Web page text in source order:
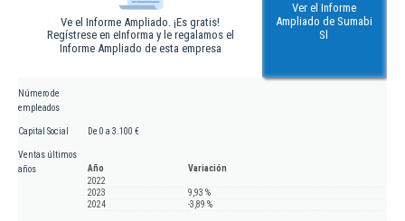
Ve el Informe Ampliado. ¡Es gratis!
Regístrese en eInforma y le regalamos el
Informe Ampliado de esta empresa
Ver el Informe
Ampliado de Sumabi
Sl
Número de
empleados
Capital Social De 0 a 3.100 €
Ventas últimos
años
Año
Variación
2022
2023
9,93 %
2024
-3,89 %